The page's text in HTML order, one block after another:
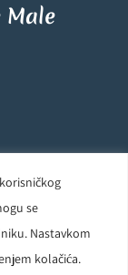
se
Nastavkom
kolačića.
Since 1891. All